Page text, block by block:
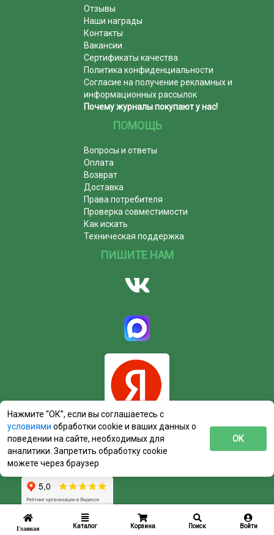
Главная Каталог Корзина Поиск Войти
Отзывы
Наши награды
Контакты
Вакансии
Сертификаты качества
Политика конфиденциальности
Согласие на получение рекламных и
информационных рассылок
Почему журналы покупают у нас!
ПОМОЩЬ
Вопросы и ответы
Оплата
Возврат
Доставка
Права потребителя
Проверка совместимости
Как искать
Техническая поддержка
ПИШИТЕ НАМ
Нажмите “ОК”, если вы соглашаетесь с
условиями обработки cookie и ваших данных о
поведении на сайте, необходимых для
аналитики. Запретить обработку cookie
можете через браузер
ОК